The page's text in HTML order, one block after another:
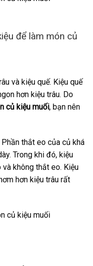
để làm món củ
và kiệu quế. Kiệu quế
hơn kiệu trâu. Do
củ kiệu muối, bạn nên
thắt eo của củ khá
Trong khi đó, kiệu
không thắt eo. Kiệu
hơn kiệu trâu rất